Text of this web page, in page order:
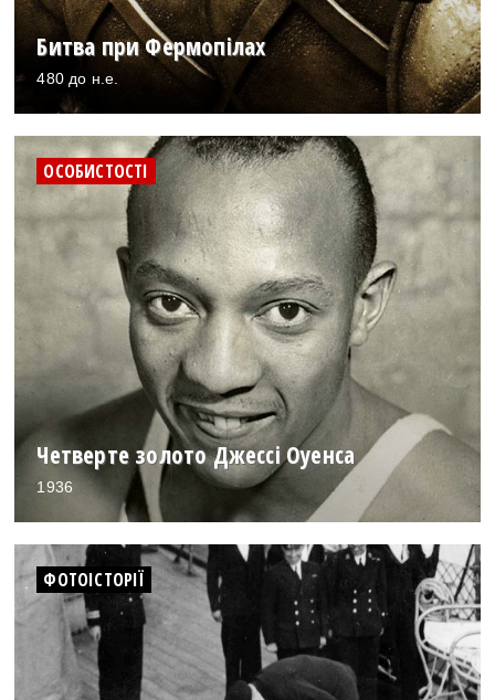
Битва при Фермопілах
480 до н.е.
ОСОБИСТОСТІ
Четверте золото Джессі Оуенса
1936
ФОТОІСТОРІЇ